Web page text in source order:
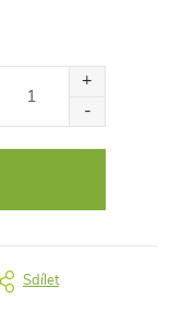
Sdílet